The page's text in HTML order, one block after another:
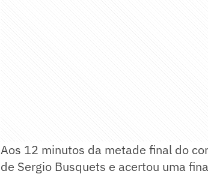
Aos 12 minutos da metade final do
de Sergio Busquets e acertou uma